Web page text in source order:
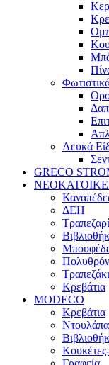
Λευκά
GRECO
ΔΕΗ
Κρεβάτια
MODECO
Κρεβάτια
Ντουλάπα